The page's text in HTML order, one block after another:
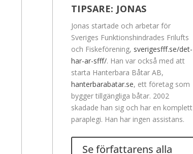
TIPSARE: JONAS
Jonas startade och arbetar för
Sveriges Funktionshindrades Frilufts
och Fiskeförening, sverigesfff.se/det-
har-ar-sfff/. Han var också med att
starta Hanterbara Båtar AB,
hanterbarabatar.se, ett företag som
bygger tillgängliga båtar. 2002
skadade han sig och har en komplett
paraplegi. Han har ingen assistans.
Se författarens alla